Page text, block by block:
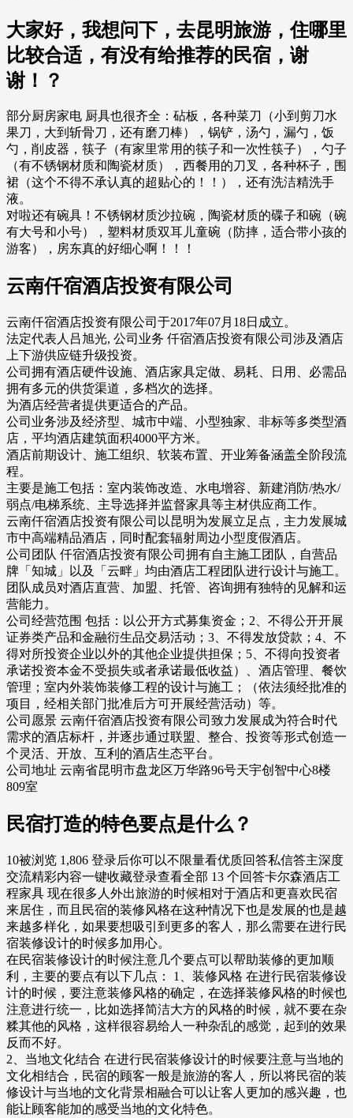
大家好，我想问下，去昆明旅游，住哪里
比较合适，有没有给推荐的民宿，谢
谢！？
部分厨房家电 厨具也很齐全：砧板，各种菜刀（小到剪刀水
果刀，大到斩骨刀，还有磨刀棒），锅铲，汤勺，漏勺，饭
勺，削皮器，筷子（有家里常用的筷子和一次性筷子），勺子
（有不锈钢材质和陶瓷材质），西餐用的刀叉，各种杯子，围
裙（这个不得不承认真的超贴心的！！），还有洗洁精洗手
液。
对啦还有碗具！不锈钢材质沙拉碗，陶瓷材质的碟子和碗（碗
有大号和小号），塑料材质双耳儿童碗（防摔，适合带小孩的
游客），房东真的好细心啊！！！
云南仟宿酒店投资有限公司
云南仟宿酒店投资有限公司于2017年07月18日成立。
法定代表人吕旭光, 公司业务 仟宿酒店投资有限公司涉及酒店
上下游供应链升级投资。
公司拥有酒店硬件设施、酒店家具定做、易耗、日用、必需品
拥有多元的供货渠道，多档次的选择。
为酒店经营者提供更适合的产品。
公司业务涉及经济型、城市中端、小型独家、非标等多类型酒
店，平均酒店建筑面积4000平方米。
酒店前期设计、施工组织、软装布置、开业筹备涵盖全阶段流
程。
主要是施工包括：室内装饰改造、水电增容、新建消防/热水/
弱点/电梯系统、主导选择并监督家具等主材供应商工作。
云南仟宿酒店投资有限公司以昆明为发展立足点，主力发展城
市中高端精品酒店，同时配套辐射周边小型度假酒店。
公司团队 仟宿酒店投资有限公司拥有自主施工团队，自营品
牌「知城」以及「云畔」均由酒店工程团队进行设计与施工。
团队成员对酒店直营、加盟、托管、咨询拥有独特的见解和运
营能力。
公司经营范围 包括：以公开方式募集资金；2、不得公开开展
证券类产品和金融衍生品交易活动；3、不得发放贷款；4、不
得对所投资企业以外的其他企业提供担保；5、不得向投资者
承诺投资本金不受损失或者承诺最低收益）、酒店管理、餐饮
管理；室内外装饰装修工程的设计与施工；（依法须经批准的
项目，经相关部门批准后方可开展经营活动）等。
公司愿景 云南仟宿酒店投资有限公司致力发展成为符合时代
需求的酒店标杆，并逐步通过联盟、整合、投资等形式创造一
个灵活、开放、互利的酒店生态平台。
公司地址 云南省昆明市盘龙区万华路96号天宇创智中心8楼
809室
民宿打造的特色要点是什么？
10被浏览 1,806 登录后你可以不限量看优质回答私信答主深度
交流精彩内容一键收藏登录查看全部 13 个回答卡尔森酒店工
程家具 现在很多人外出旅游的时候相对于酒店和更喜欢民宿
来居住，而且民宿的装修风格在这种情况下也是发展的也是越
来越多样化，如果要想吸引到更多的客人，那么需要在进行民
宿装修设计的时候多加用心。
在民宿装修设计的时候注意几个要点可以帮助装修的更加顺
利，主要的要点有以下几点： 1、装修风格 在进行民宿装修设
计的时候，要注意装修风格的确定，在选择装修风格的时候也
注意进行统一，比如选择简洁大方的风格的时候，就不要在杂
糅其他的风格，这样很容易给人一种杂乱的感觉，起到的效果
反而不好。
2、当地文化结合 在进行民宿装修设计的时候要注意与当地的
文化相结合，民宿的顾客一般是旅游的客人，所以将民宿的装
修设计与当地的文化背景相融合可以让客人更加的感兴趣，也
能让顾客能加的感受当地的文化特色。